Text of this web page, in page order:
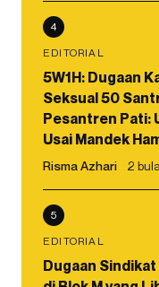
4
EDITORIAL
5W1H: Dugaan
Seksual 50
Pesantren Pati:
Usai Mandek
Risma Azhari 2
5
EDITORIAL
Dugaan